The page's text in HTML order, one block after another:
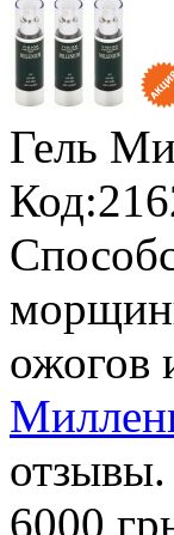
Гель
ожогов
отзывы.
6000